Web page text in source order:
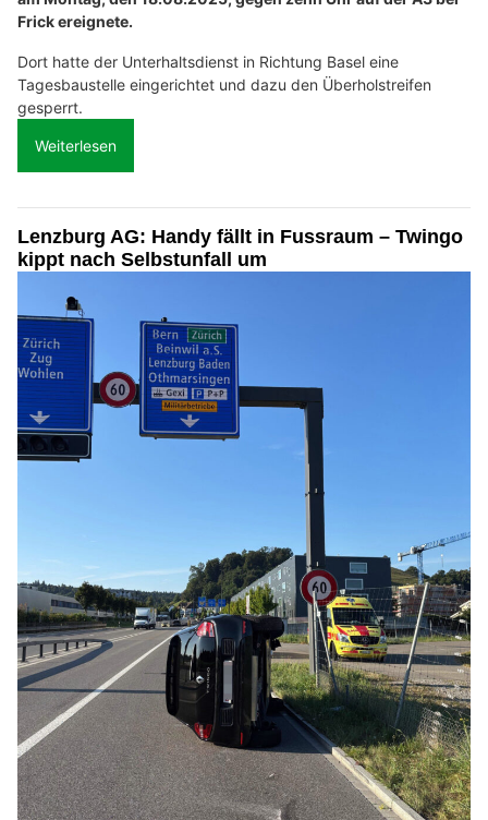
Frick ereignete.
Dort hatte der Unterhaltsdienst in Richtung Basel eine
Tagesbaustelle eingerichtet und dazu den Überholstreifen
gesperrt.
Weiterlesen
Lenzburg AG: Handy fällt in Fussraum – Twingo
kippt nach Selbstunfall um